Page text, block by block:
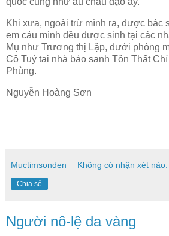
Khi xưa, ngoài trừ mình ra, được bác
em cảu mình đều được sinh tại các
Mụ như Trương thị Lập, dưới phòng
Cô Tuý tại nhà bảo sanh Tôn Thất
Phùng.
Nguyễn Hoàng Sơn
Muctimsonden Không có nhận xét nào:
Chia sẻ
Người nô-lệ da vàng